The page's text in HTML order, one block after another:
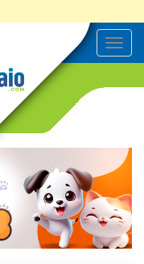
T
o
v
g
t
i
o
n